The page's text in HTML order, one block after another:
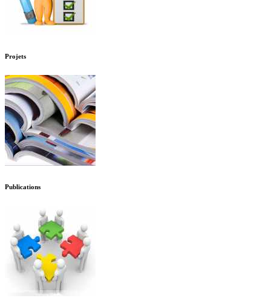
Projets
Publications